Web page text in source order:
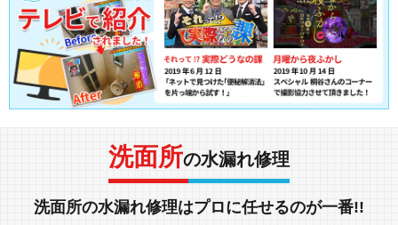
洗面所の水漏れ修理
洗面所の水漏れ修理はプロに任せるのが一番!!